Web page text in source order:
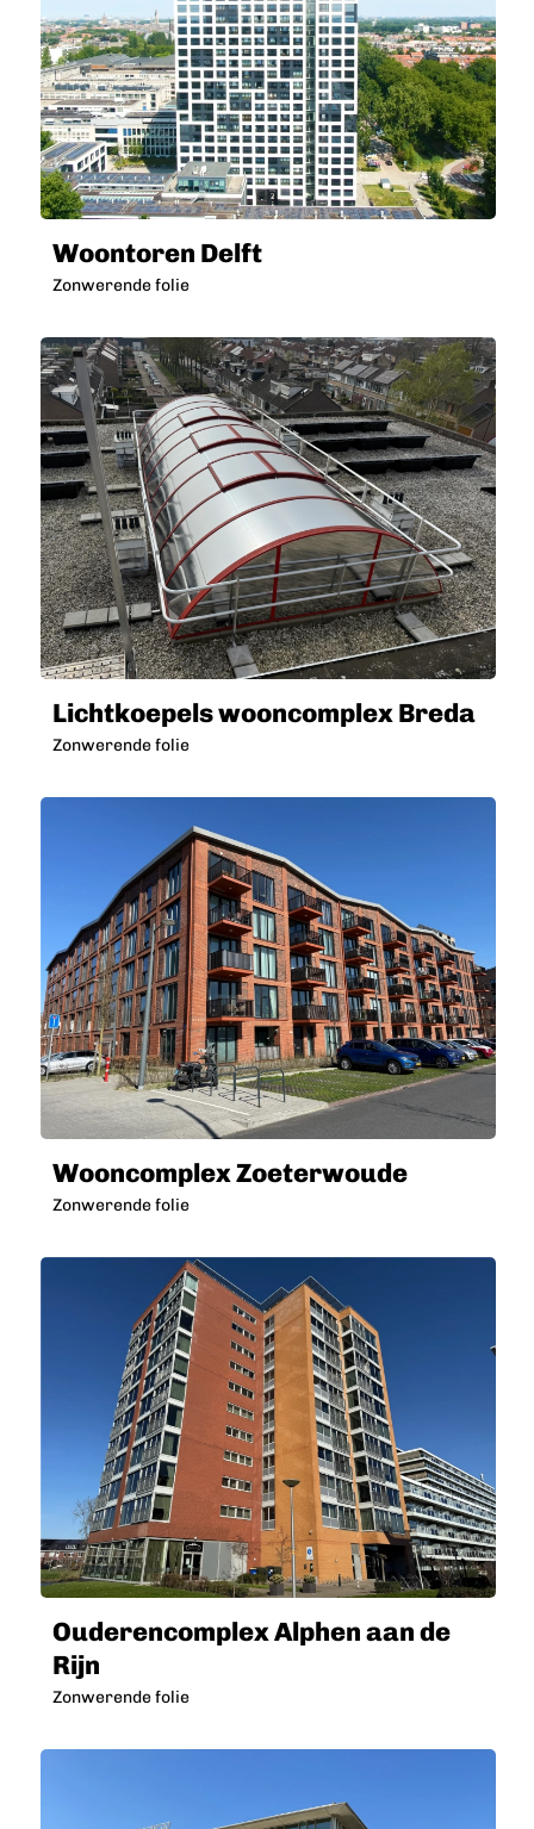
Woontoren Delft
Zonwerende folie
Lichtkoepels wooncomplex Breda
Zonwerende folie
Wooncomplex Zoeterwoude
Zonwerende folie
Ouderencomplex Alphen aan de
Rijn
Zonwerende folie